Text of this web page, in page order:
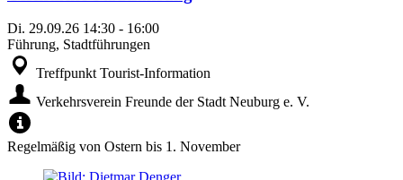
Di. 29.09.26 14:30 - 16:00
Führung, Stadtführungen
Treffpunkt Tourist-Information
Verkehrsverein Freunde der Stadt Neuburg e. V.
Regelmäßig von Ostern bis 1. November